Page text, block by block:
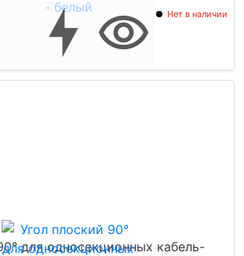
Нет в наличии
для односекционных кабель-